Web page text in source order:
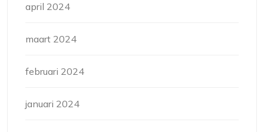
april 2024
maart 2024
februari 2024
januari 2024